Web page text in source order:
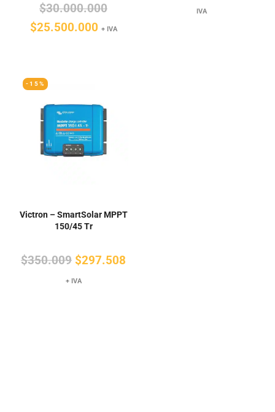
$30.000.000El
precio
$25.500.000El
$25.500.000.
+ IVA
precio
IVA
-15%
Victron – SmartSolar MPPT
150/45 Tr
$350.009 El
precio
$297.508
+ IVA